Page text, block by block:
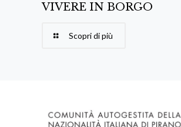
VIVERE IN BORGO
Scopri di più